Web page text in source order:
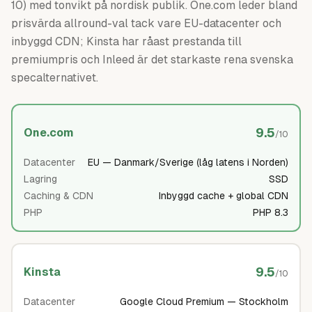
10) med tonvikt på nordisk publik. One.com leder bland
prisvärda allround-val tack vare EU-datacenter och
inbyggd CDN; Kinsta har råast prestanda till
premiumpris och Inleed är det starkaste rena svenska
specalternativet.
One.com 9.5/10
Datacenter
EU — Danmark/Sverige (låg latens i Norden)
Lagring
SSD
Caching & CDN
Inbyggd cache + global CDN
PHP
PHP 8.3
Kinsta 9.5/10
Datacenter Google Cloud Premium — Stockholm